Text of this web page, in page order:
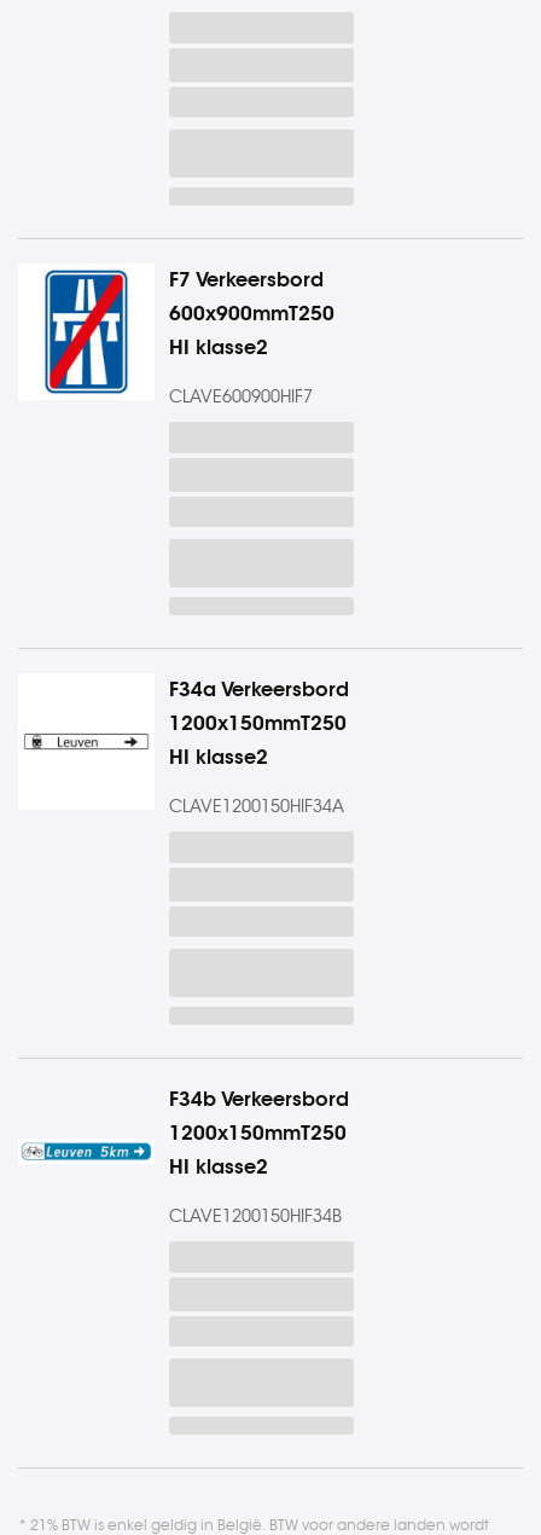
F7 Verkeersbord
600x900mmT250
HI klasse2
CLAVE600900HIF7
F34a Verkeersbord
1200x150mmT250
HI klasse2
CLAVE1200150HIF34A
F34b Verkeersbord
1200x150mmT250
HI klasse2
CLAVE1200150HIF34B
* 21% BTW is enkel geldig in België. BTW voor andere landen wordt